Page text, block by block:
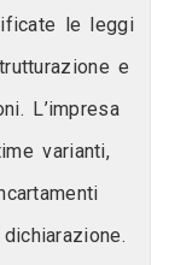
le leggi
e
L’impresa
varianti,